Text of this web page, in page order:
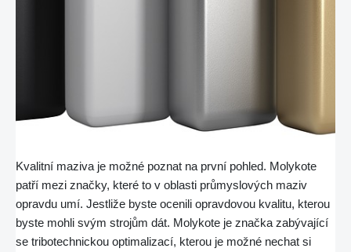
Kvalitní maziva je možné poznat na první pohled. Molykote
patří mezi značky, které to v oblasti průmyslových maziv
opravdu umí. Jestliže byste ocenili opravdovou kvalitu, kterou
byste mohli svým strojům dát. Molykote je značka zabývající
se tribotechnickou optimalizací, kterou je možné nechat si